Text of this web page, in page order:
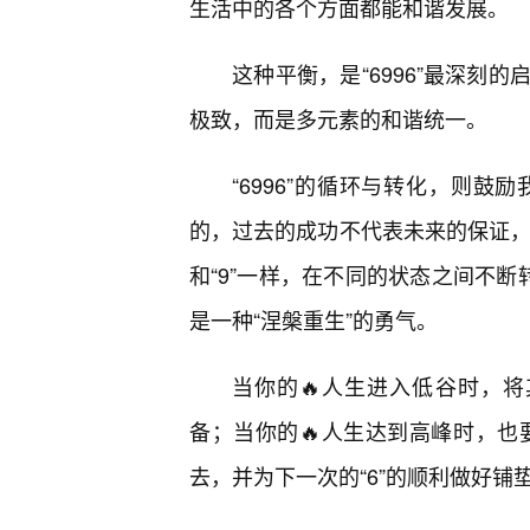
生活中的各个方面都能和谐发展。
这种平衡，是“6996”最深刻的
极致，而是多元素的和谐统一。
“6996”的循环与转化，则鼓
的，过去的成功不代表未来的保证
和“9”一样，在不同的状态之间不
是一种“涅槃重生”的勇气。
当你的🔥人生进入低谷时，
备；当你的🔥人生达到高峰时，也
去，并为下一次的“6”的顺利做好铺